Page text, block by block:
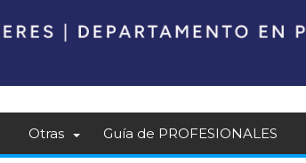
Otras Guía de PROFESIONALES